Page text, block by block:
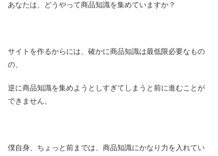
あなたは、どうやって商品知識を集めていますか？
サイトを作るからには、確かに商品知識は最低限必要なもの
の、
逆に商品知識を集めようとしすぎてしまうと前に進むことが
できません。
僕自身、ちょっと前までは、商品知識にかなり力を入れてい